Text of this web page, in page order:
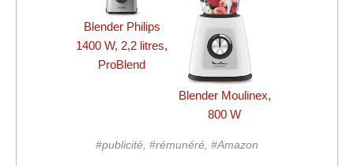
Blender Philips
1400 W, 2,2 litres,
ProBlend
Blender Moulinex,
800 W
#publicité, #rémunéré, #Amazon